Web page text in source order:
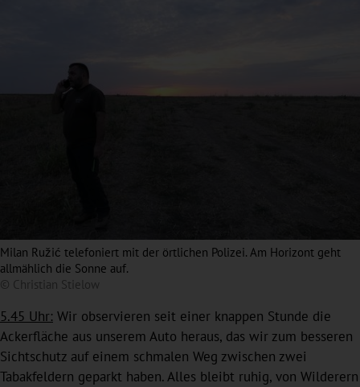
Milan Ružić telefoniert mit der örtlichen Polizei. Am Horizont geht
allmählich die Sonne auf.
© Christian Stielow
5.45 Uhr: Wir observieren seit einer knappen Stunde die
Ackerfläche aus unserem Auto heraus, das wir zum besseren
Sichtschutz auf einem schmalen Weg zwischen zwei
Tabakfeldern geparkt haben. Alles bleibt ruhig, von Wilderern